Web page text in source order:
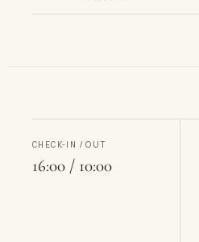
CHECK-IN / OUT
16:00 / 10:00